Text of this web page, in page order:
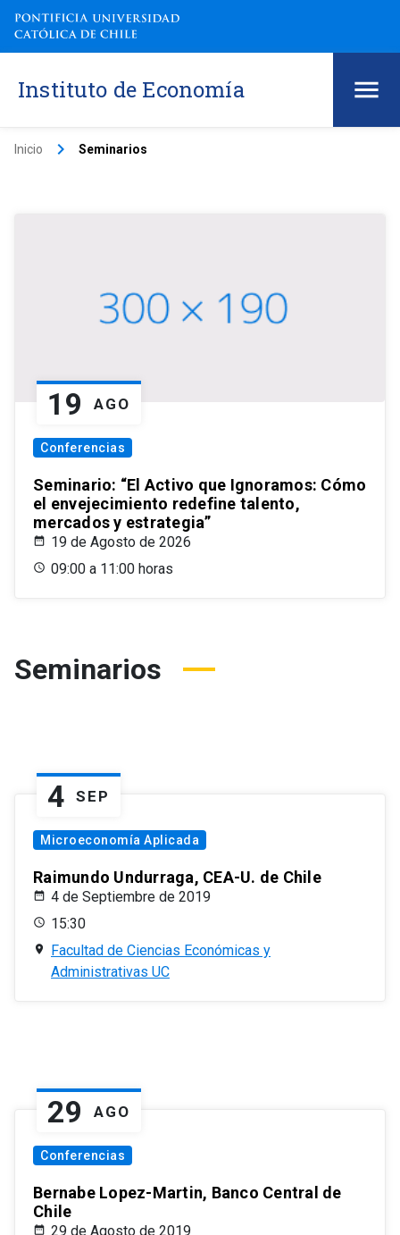
Instituto de Economía
Inicio keyboard_arrow_right Seminarios
19 AGO
Conferencias
Seminario: “El Activo que Ignoramos: Cómo
el envejecimiento redefine talento,
mercados y estrategia”
19 de Agosto de 2026
09:00 a 11:00 horas
Seminarios
4 SEP
Microeconomía Aplicada
Raimundo Undurraga, CEA-U. de Chile
4 de Septiembre de 2019
15:30
Facultad de Ciencias Económicas y
Administrativas UC
29 AGO
Conferencias
Bernabe Lopez-Martin, Banco Central de
Chile
29 de Agosto de 2019